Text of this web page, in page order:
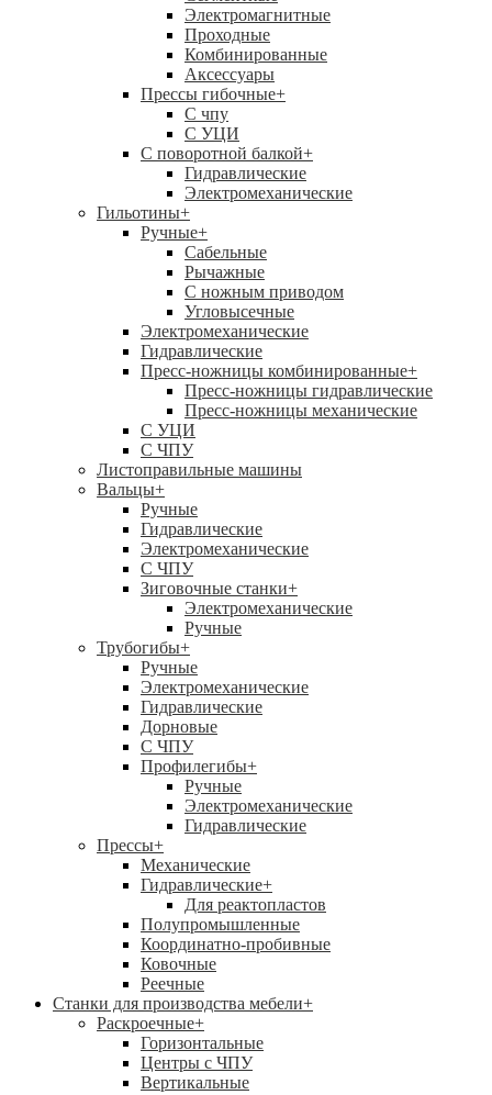
Электромагнитные
Проходные
Комбинированные
Аксессуары
Прессы гибочные+
C чпу
С УЦИ
С поворотной балкой+
Гидравлические
Электромеханические
Гильотины+
Ручные+
Сабельные
Рычажные
С ножным приводом
Угловысечные
Электромеханические
Гидравлические
Пресс-ножницы комбинированные+
Пресс-ножницы гидравлические
Пресс-ножницы механические
С УЦИ
С ЧПУ
Листоправильные машины
Вальцы+
Ручные
Гидравлические
Электромеханические
С ЧПУ
Зиговочные станки+
Электромеханические
Ручные
Трубогибы+
Ручные
Электромеханические
Гидравлические
Дорновые
С ЧПУ
Профилегибы+
Ручные
Электромеханические
Гидравлические
Прессы+
Механические
Гидравлические+
Для реактопластов
Полупромышленные
Координатно-пробивные
Ковочные
Реечные
Станки для производства мебели+
Раскроечные+
Горизонтальные
Центры с ЧПУ
Вертикальные